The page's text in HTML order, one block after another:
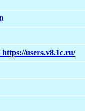
users.v8.1c.ru/